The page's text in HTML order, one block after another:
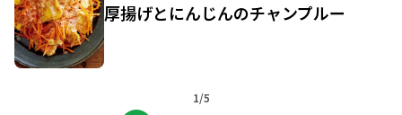
厚揚げとにんじんのチャンプルー
1/5